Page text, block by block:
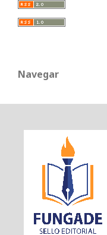
Navegar